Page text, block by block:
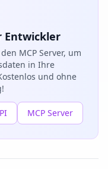
Entwickler
MCP Server, um
in Ihre
und ohne
MCP Server